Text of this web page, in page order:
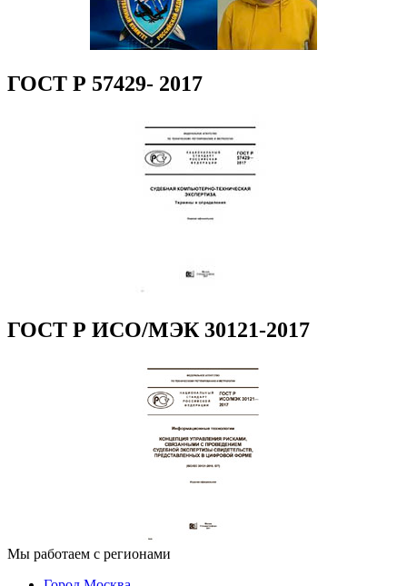
ГОСТ Р 57429- 2017
ГОСТ Р ИСО/МЭК 30121-2017
Мы работаем с регионами